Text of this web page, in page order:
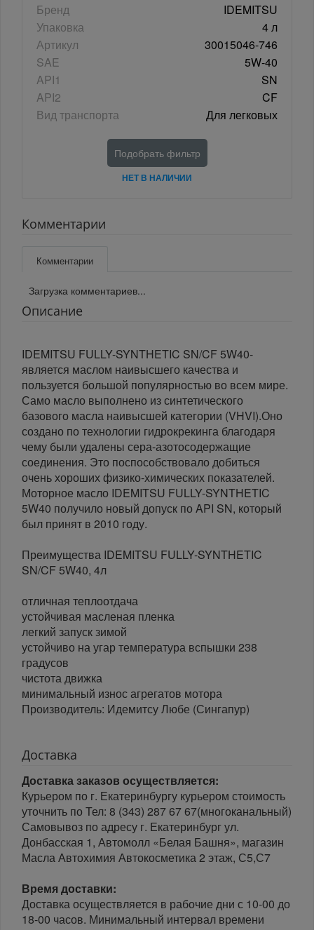
Бренд
IDEMITSU
Упаковка
4 л
Артикул
30015046-746
SAE
5W-40
API1
SN
API2
CF
Вид транспорта
Для легковых
Подобрать фильтр
НЕТ В НАЛИЧИИ
Комментарии
Комментарии
Загрузка комментариев...
Описание
IDEMITSU FULLY-SYNTHETIC SN/CF 5W40-
является маслом наивысшего качества и
пользуется большой популярностью во всем мире.
Само масло выполнено из синтетического
базового масла наивысшей категории (VHVI).Оно
создано по технологии гидрокрекинга благодаря
чему были удалены сера-азотосодержащие
соединения. Это поспособствовало добиться
очень хороших физико-химических показателей.
Моторное масло IDEMITSU FULLY-SYNTHETIC
5W40 получило новый допуск по API SN, который
был принят в 2010 году.
Преимущества IDEMITSU FULLY-SYNTHETIC
SN/CF 5W40, 4л
отличная теплоотдача
устойчивая масленая пленка
легкий запуск зимой
устойчиво на угар температура вспышки 238
градусов
чистота движка
минимальный износ агрегатов мотора
Производитель: Идемитсу Любе (Сингапур)
Доставка
Доставка заказов осуществляется:
Курьером по г. Екатеринбургу курьером стоимость
уточнить по Тел: 8 (343) 287 67 67(многоканальный)
Самовывоз по адресу г. Екатеринбург ул.
Донбасская 1, Автомолл «Белая Башня», магазин
Масла Автохимия Автокосметика 2 этаж, С5,С7
Время доставки:
Доставка осуществляется в рабочие дни с 10-00 до
18-00 часов. Минимальный интервал времени